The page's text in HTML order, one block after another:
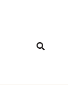
Suchen